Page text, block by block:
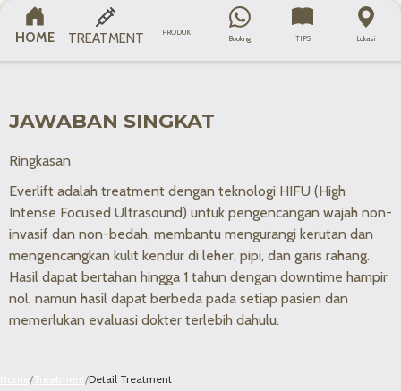
HOME TREATMENT PRODUK
Booking TIPS Lokasi
KATEGORI Semua Face Contouring Skin Booster
JAWABAN SINGKAT
Ringkasan
Everlift adalah treatment dengan teknologi HIFU (High
Intense Focused Ultrasound) untuk pengencangan wajah non-
invasif dan non-bedah, membantu mengurangi kerutan dan
mengencangkan kulit kendur di leher, pipi, dan garis rahang.
Hasil dapat bertahan hingga 1 tahun dengan downtime hampir
nol, namun hasil dapat berbeda pada setiap pasien dan
memerlukan evaluasi dokter terlebih dahulu.
/ /Detail Treatment